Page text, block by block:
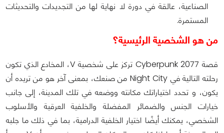
الصناعية، عالقة في دورة لا نهاية لها من التجديدات والتحديثات
المستمرة.
من هو الشخصية الرئيسية؟
قصة Cyberpunk 2077 تركز على شخصية V، المخادع الذي تكون
رحلته التالية في Night City من صنعك، بمعنى آخر هو من تريده أن
يكون، و تحدد اختياراتك مكانته ووضعه في تلك المدينة، إلى جانب
خيارات الجنس والضمائر المفضلة والخلفية العرقية والأسلوب
الشخصي، يمكنك أيضًا اختيار الخلفية الدرامية، بما في ذلك ما جلبه